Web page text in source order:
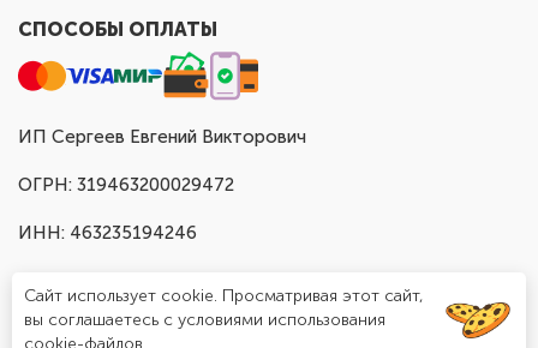
СПОСОБЫ ОПЛАТЫ
ИП Сергеев Евгений Викторович
ОГРН: 319463200029472
ИНН: 463235194246
Сайт использует cookie. Просматривая этот сайт,
вы соглашаетесь с условиями использования
cookie-файлов.